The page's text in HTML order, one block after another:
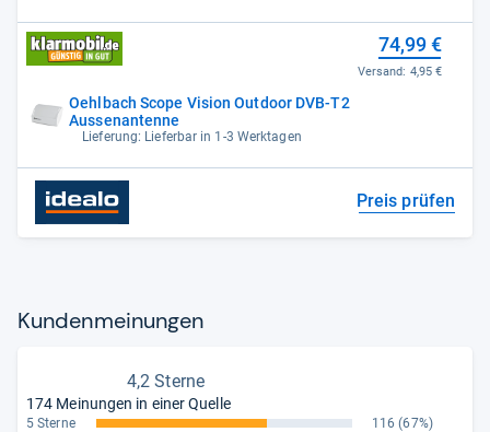
Oehlbach Scope Vision Outdoor DVB-T2
Aussenantenne
Lieferung: Lieferbar in 1-3 Werktagen
74,99 €
Versand: 4,95 €
Preis prüfen
Kun­den­mei­nun­gen
4,2 Sterne
174 Meinungen in einer Quelle
5 Sterne 116 (67%)